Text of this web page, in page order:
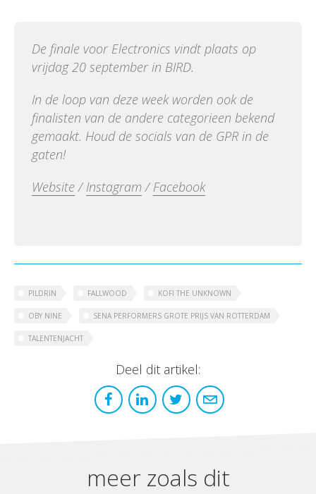
De finale voor Electronics vindt plaats op
vrijdag 20 september in BIRD.
In de loop van deze week worden ook de
finalisten van de andere categorieen bekend
gemaakt. Houd de socials van de GPR in de
gaten!
Website/ Instagram/ Facebook
PILDRIN FALLWOOD KOFI THE UNKNOWN
OBY NINE SENA PERFORMERS GROTE PRIJS VAN ROTTERDAM
TALENTENJACHT
Deel dit artikel:
meer zoals dit